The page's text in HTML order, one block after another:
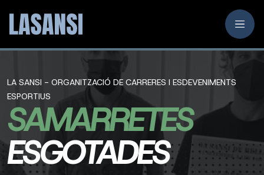
LA SANSI - ORGANITZACIÓ DE CARRERES I ESDEVENIMENTS
ESPORTIUS
SAMARRETES
ESGOTADES